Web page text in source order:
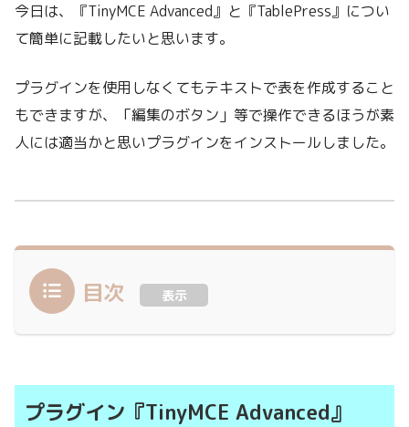
今日は、『TinyMCE Advanced』と『TablePress』につい
て簡単に記載したいと思います。
プラグインを使用しなくてもテキストで表を作成すること
もできますが、「編集のボタン」等で操作できるほうが素
人には適当かと思いプラグインをインストールしました。
目次 表示
プラグイン『TinyMCE Advanced』